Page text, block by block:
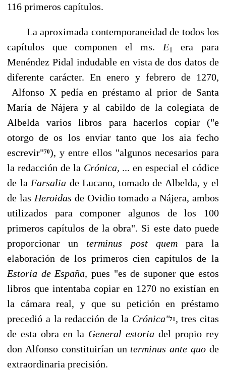
116 primeros capítulos.
La aproximada contemporaneidad de todos los
capítulos que componen el ms. E1
era para
Menéndez Pidal indudable en vista de dos datos de
diferente carácter. En enero y febrero de 1270,
Alfonso X pedía en préstamo al prior de Santa
María de Nájera y al cabildo de la colegiata de
Albelda varios libros para hacerlos copiar ("e
otorgo de os los enviar tanto que los aia fecho
escrevir"70), y entre ellos "algunos necesarios para
la redacción de la Crónica, ... en especial el códice
de la Farsalia de Lucano, tomado de Albelda, y el
de las Heroidas de Ovidio tomado a Nájera, ambos
utilizados para com­poner algunos de los 100
primeros capítulos de la obra". Si este dato puede
proporcio­nar un terminus post quem para la
elaboración de los primeros cien capítulos de la
Estoria de España, pues "es de suponer que estos
libros que intentaba copiar en 1270 no existían en
la cámara real, y que su petición en préstamo
precedió a la redacción de la Crónica"71 ,tres citas
de esta obra en la General estoria del propio rey
don Alfonso constituirían un terminus ante quode
extraordinaria precisión.